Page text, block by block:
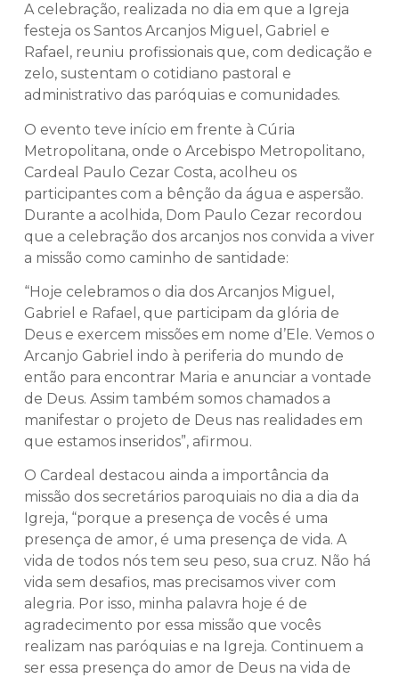
A celebração, realizada no dia em que a Igreja
festeja os Santos Arcanjos Miguel, Gabriel e
Rafael, reuniu profissionais que, com dedicação e
zelo, sustentam o cotidiano pastoral e
administrativo das paróquias e comunidades.
O evento teve início em frente à Cúria
Metropolitana, onde o Arcebispo Metropolitano,
Cardeal Paulo Cezar Costa, acolheu os
participantes com a bênção da água e aspersão.
Durante a acolhida, Dom Paulo Cezar recordou
que a celebração dos arcanjos nos convida a viver
a missão como caminho de santidade:
“Hoje celebramos o dia dos Arcanjos Miguel,
Gabriel e Rafael, que participam da glória de
Deus e exercem missões em nome d’Ele. Vemos o
Arcanjo Gabriel indo à periferia do mundo de
então para encontrar Maria e anunciar a vontade
de Deus. Assim também somos chamados a
manifestar o projeto de Deus nas realidades em
que estamos inseridos”, afirmou.
O Cardeal destacou ainda a importância da
missão dos secretários paroquiais no dia a dia da
Igreja, “porque a presença de vocês é uma
presença de amor, é uma presença de vida. A
vida de todos nós tem seu peso, sua cruz. Não há
vida sem desafios, mas precisamos viver com
alegria. Por isso, minha palavra hoje é de
agradecimento por essa missão que vocês
realizam nas paróquias e na Igreja. Continuem a
ser essa presença do amor de Deus na vida de